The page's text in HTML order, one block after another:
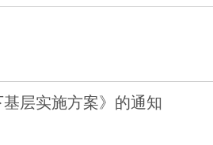
层实施方案》的通知